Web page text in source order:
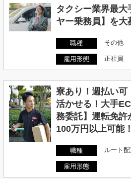
タクシー業界最大
ヤー乗務員】を大
職種 その他
雇用形態 正社員
寮あり！週払い可
活かせる！大手
務委託】運転免
100万円以上可能
職種 ルート
雇用形態